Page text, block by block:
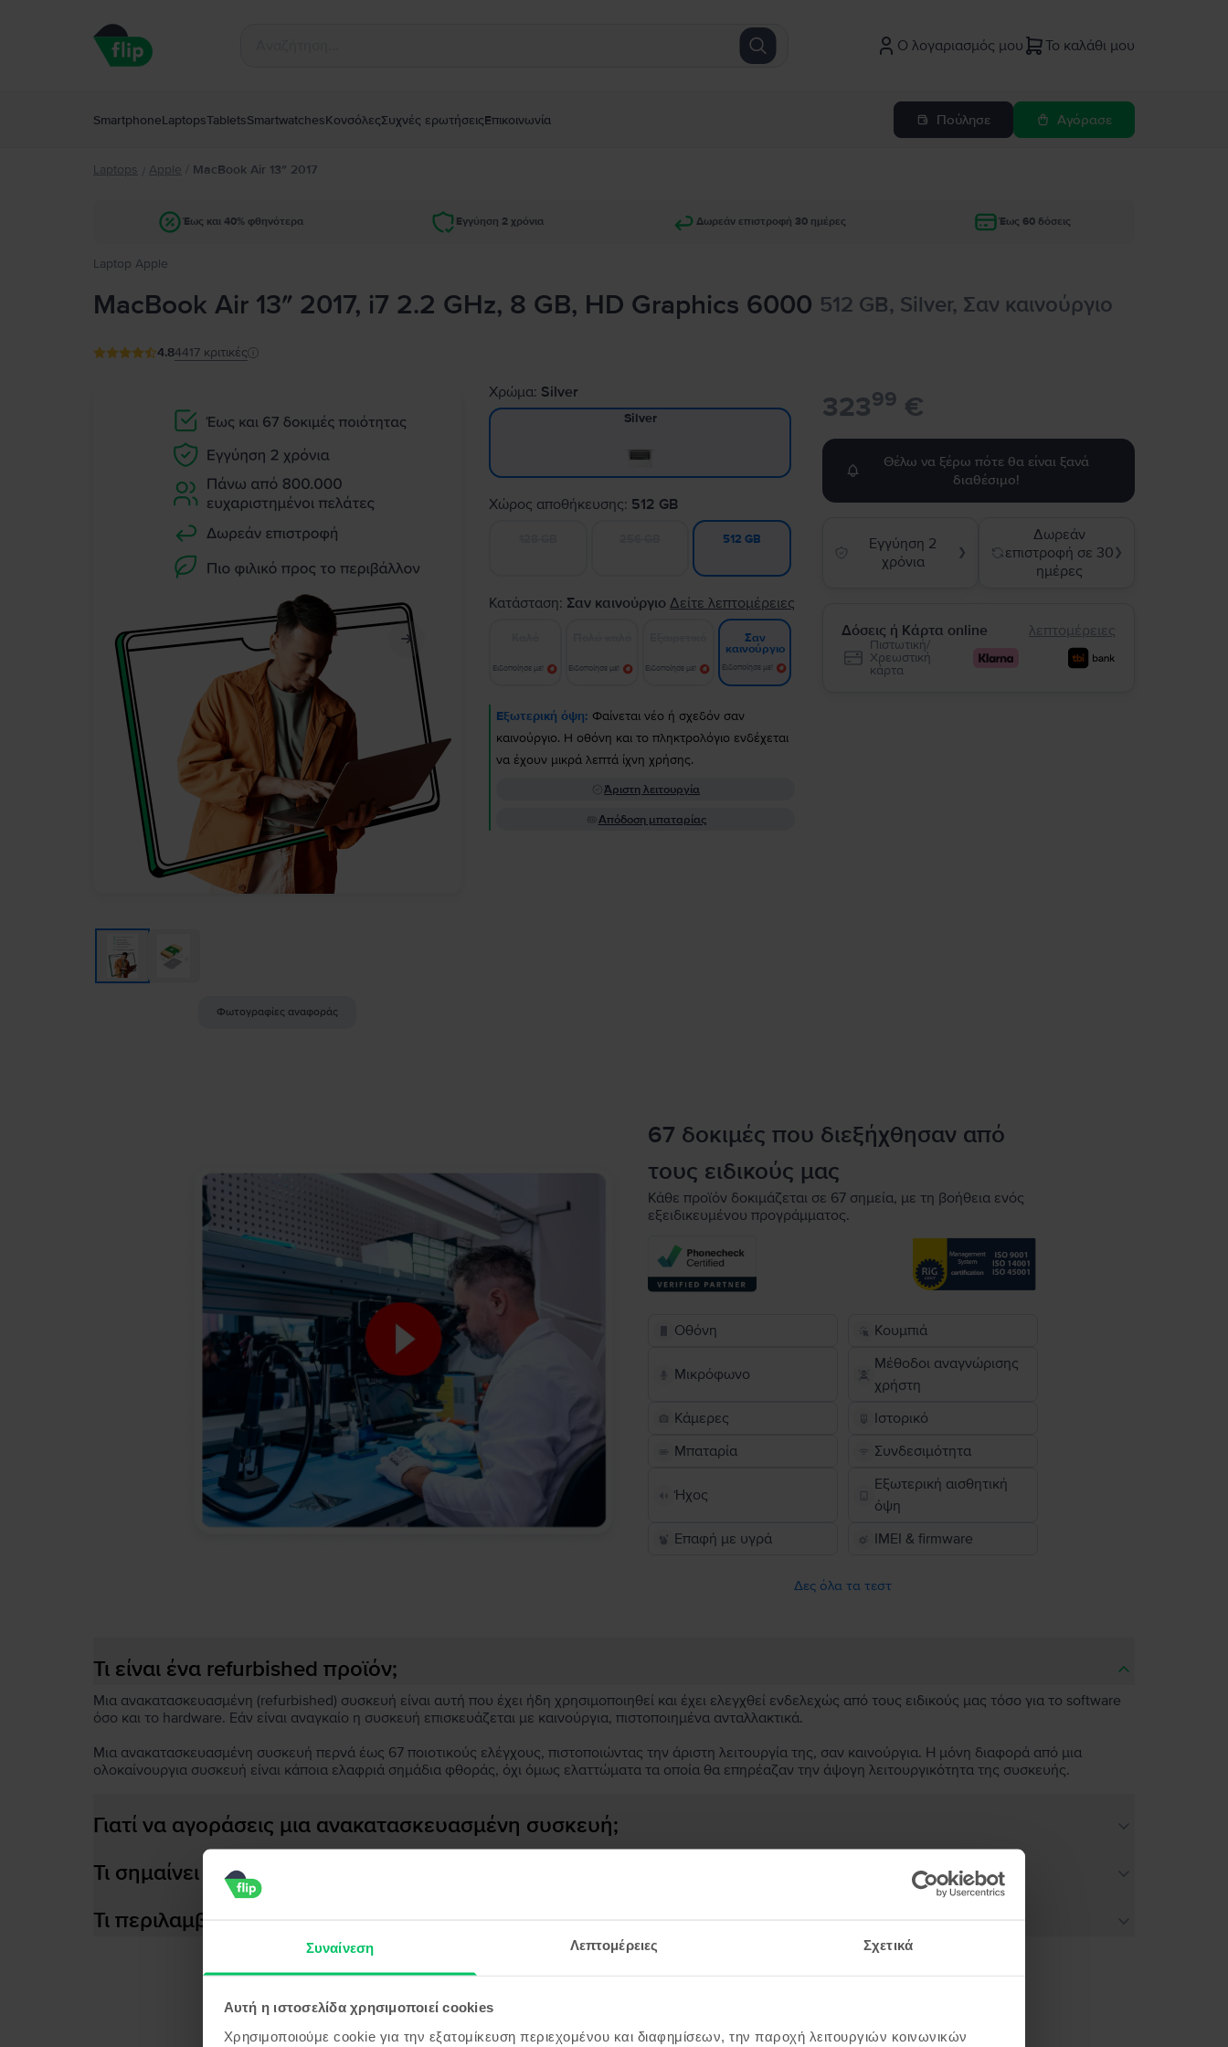
Συναίνεση Λεπτομέρειες Σχετικά
Αυτή η ιστοσελίδα χρησιμοποιεί cookies
Χρησιμοποιούμε cookie για την εξατομίκευση περιεχομένου και διαφημίσεων, την παροχή λειτουργιών κοινωνικών
Ο λογαριασμός μου Το καλάθι μου
SmartphoneLaptopsTabletsSmartwatchesΚονσόλεςΣυχνές ερωτήσειςΕπικοινωνία Πούλησε Αγόρασε
Laptops / Apple / MacBook Air 13″ 2017
Έως και 40% φθηνότερα Εγγύηση 2 χρόνια Δωρεάν επιστροφή 30 ημέρες Έως 60 δόσεις
Laptop Apple
MacBook Air 13″ 2017, i7 2.2 GHz, 8 GB, HD Graphics 6000 512 GB, Silver, Σαν καινούργιο
4.84417 κριτικές
Φωτογραφίες αναφοράς
Χρώμα: Silver
Silver
Χώρος αποθήκευσης: 512 GB
512 GB
Κατάσταση: Σαν καινούργιο Δείτε λεπτομέρειες
Ειδοποίησε με! Ειδοποίησε με! Ειδοποίησε με!
Σαν
καινούργιο
Ειδοποίησε με!
Εξωτερική όψη: Φαίνεται νέο ή σχεδόν σαν
καινούργιο. Η οθόνη και το πληκτρολόγιο ενδέχεται
να έχουν μικρά λεπτά ίχνη χρήσης.
Άριστη λειτουργία
Απόδοση μπαταρίας
32399 €
Θέλω να ξέρω πότε θα είναι ξανά
διαθέσιμο!
Εγγύηση 2
χρόνια
❯
Δωρεάν
επιστροφή σε 30
ημέρες
❯
Δόσεις ή Κάρτα online λεπτομέρειες
Πιστωτική/
Χρεωστική
κάρτα
67 δοκιμές που διεξήχθησαν από
τους ειδικούς μας
Κάθε προϊόν δοκιμάζεται σε 67 σημεία, με τη βοήθεια ενός
εξειδικευμένου προγράμματος.
Οθόνη Κουμπιά
Μικρόφωνο
Μέθοδοι αναγνώρισης
χρήστη
Κάμερες
Ιστορικό
Μπαταρία
Συνδεσιμότητα
Ήχος
Εξωτερική αισθητική
όψη
Επαφή με υγρά
IMEI & firmware
Δες όλα τα τεστ
Τι είναι ένα refurbished προϊόν;
Μια ανακατασκευασμένη (refurbished) συσκευή είναι αυτή που έχει ήδη χρησιμοποιηθεί και έχει ελεγχθεί ενδελεχώς από τους ειδικούς μας τόσο για το software
όσο και το hardware. Εάν είναι αναγκαίο η συσκευή επισκευάζεται με καινούργια, πιστοποιημένα ανταλλακτικά.
Μια ανακατασκευασμένη συσκευή περνά έως 67 ποιοτικούς ελέγχους, πιστοποιώντας την άριστη λειτουργία της, σαν καινούργια. Η μόνη διαφορά από μια
ολοκαίνουργια συσκευή είναι κάποια ελαφριά σημάδια φθοράς, όχι όμως ελαττώματα τα οποία θα επηρέαζαν την άψογη λειτουργικότητα της συσκευής.
Γιατί να αγοράσεις μια ανακατασκευασμένη συσκευή;
Τι σημαίνει αποδοτική μπαταρία;
Τι περιλαμβάνεται στο κουτί της συσκευής;
Προϊόντα παρόμοια με την αναζήτησή σου